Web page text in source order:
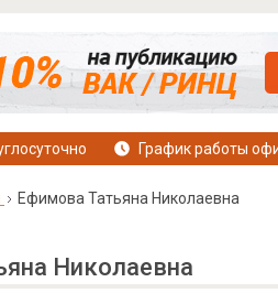
График работы
Ефимова Татьяна Николаевна
Николаевна